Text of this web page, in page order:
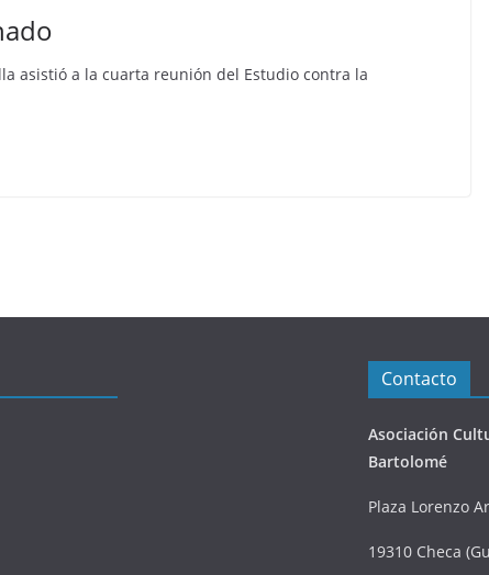
asistió a la cuarta reunión del Estudio contra la
Contacto
Asociación
Bartolomé
Plaza Lorenzo
19310 Checa